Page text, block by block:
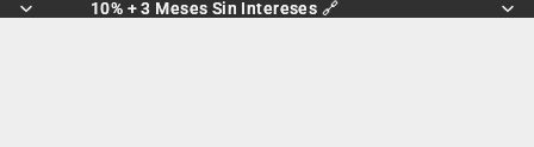
10% + 3 Meses Sin Intereses 🔗
10% + 3 Meses Sin Intereses 🔗